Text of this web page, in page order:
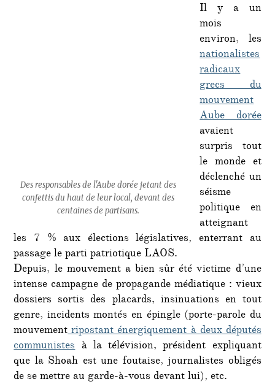
Des responsables de l'Aube dorée jetant des
confettis du haut de leur local, devant des
centaines de partisans.
Il y a un
mois
environ, les
nationalistes
radicaux
grecs du
mouvement
Aube dorée
avaient
surpris tout
le monde et
déclenché un
séisme
politique en
atteignant
les 7 % aux élections législatives, enterrant au
passage le parti patriotique LAOS.
Depuis, le mouvement a bien sûr été victime d’une
intense campagne de propagande médiatique : vieux
dossiers sortis des placards, insinuations en tout
genre, incidents montés en épingle (porte-parole du
mouvementripostant énergiquement à deux députés
communistesà la télévision, président expliquant
que la Shoah est une foutaise, journalistes obligés
de se mettre au garde-à-vous devant lui), etc.